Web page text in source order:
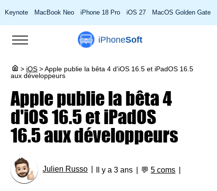
Keynote MacBook Neo iPhone 18 Pro iOS 27 MacOS Golden Gate
iPhoneSoft
> iOS >Apple publie la bêta 4 d'iOS 16.5 et iPadOS 16.5
aux développeurs
Apple publie la bêta 4
d'iOS 16.5 et iPadOS
16.5 aux développeurs
Julien Russo Il y a 3 ans 💬5 coms